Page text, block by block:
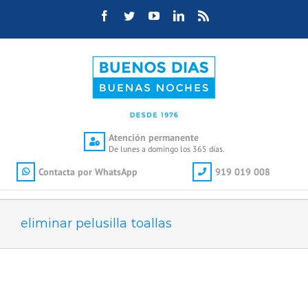
Facebook
TwitterYouTubeLinkedIn
Atención permanente
De lunes a domingo los 365 días.
Contacta por WhatsApp 919 019 008
eliminar pelusilla toallas